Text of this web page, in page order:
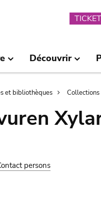
Découvrir
et bibliothèques Collections
persons